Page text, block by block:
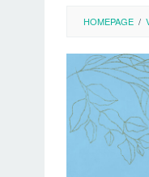
HOMEPAGE /